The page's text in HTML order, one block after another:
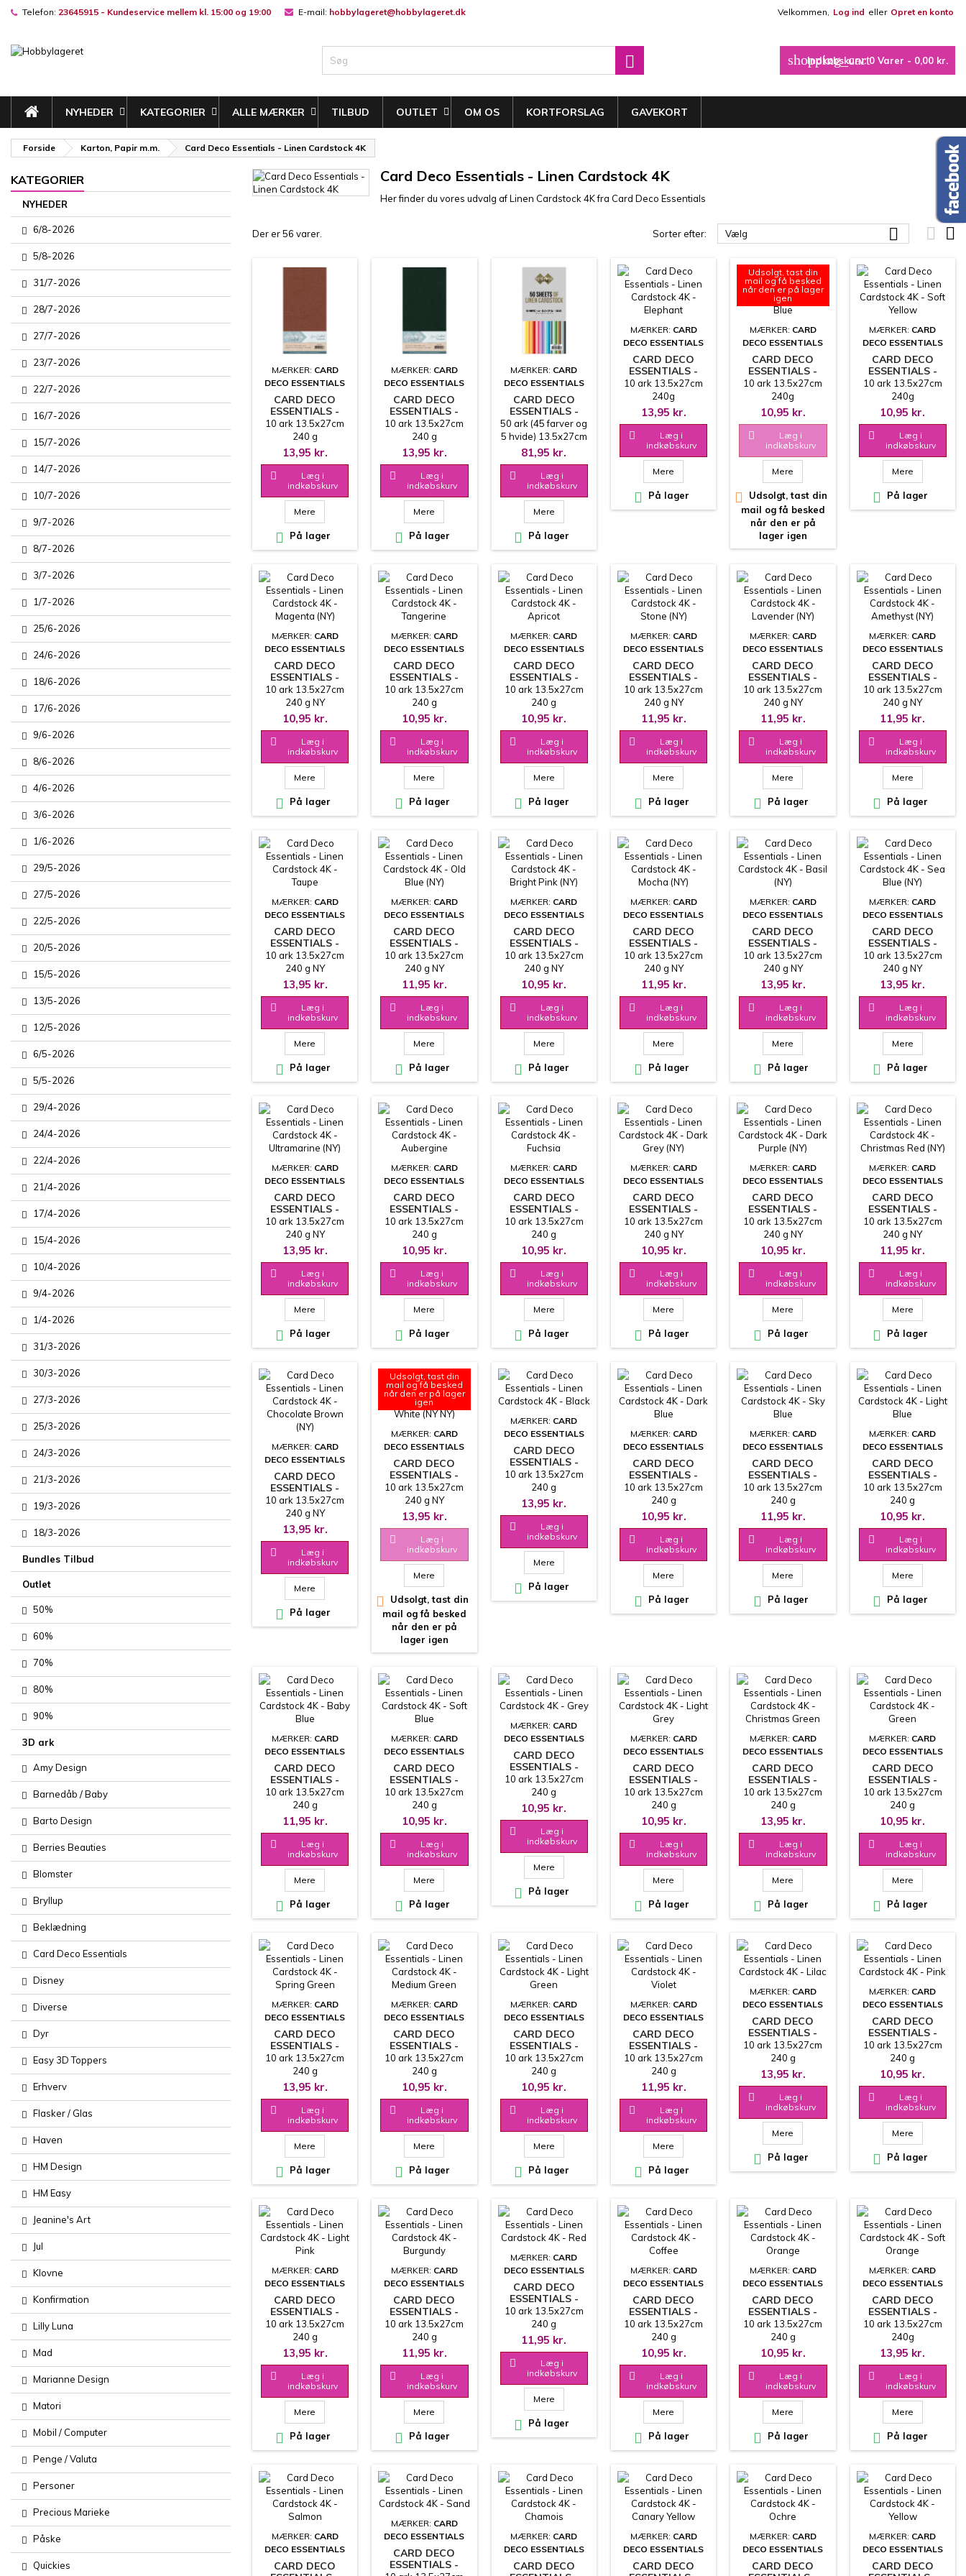
Telefon: 23645915 - Kundeservice mellem kl. 15:00 og 19:00 E-mail: hobbylageret@hobbylageret.dk Velkommen, Log ind eller Opret en konto
shopping_cart
Indkøbskurv: 0 Varer - 0,00 kr.

NYHEDER KATEGORIER ALLE MÆRKER TILBUD OUTLET OM OS KORTFORSLAG GAVEKORT
Forside Karton, Papir m.m. Card Deco Essentials - Linen Cardstock 4K
KATEGORIER
NYHEDER
6/8-2026
5/8-2026
31/7-2026
28/7-2026
27/7-2026
23/7-2026
22/7-2026
16/7-2026
15/7-2026
14/7-2026
10/7-2026
9/7-2026
8/7-2026
3/7-2026
1/7-2026
25/6-2026
24/6-2026
18/6-2026
17/6-2026
9/6-2026
8/6-2026
4/6-2026
3/6-2026
1/6-2026
29/5-2026
27/5-2026
22/5-2026
20/5-2026
15/5-2026
13/5-2026
12/5-2026
6/5-2026
5/5-2026
29/4-2026
24/4-2026
22/4-2026
21/4-2026
17/4-2026
15/4-2026
10/4-2026
9/4-2026
1/4-2026
31/3-2026
30/3-2026
27/3-2026
25/3-2026
24/3-2026
21/3-2026
19/3-2026
18/3-2026
Bundles Tilbud
Outlet
50%
60%
70%
80%
90%
3D ark
Amy Design
Barnedåb / Baby
Barto Design
Berries Beauties
Blomster
Bryllup
Beklædning
Card Deco Essentials
Disney
Diverse
Dyr
Easy 3D Toppers
Erhverv
Flasker / Glas
Haven
HM Design
HM Easy
Jeanine's Art
Jul
Klovne
Konfirmation
Lilly Luna
Mad
Marianne Design
Matori
Mobil / Computer
Penge / Valuta
Personer
Precious Marieke
Påske
Quickies
Card Deco Essentials - Linen Cardstock 4K
Her finder du vores udvalg af Linen Cardstock 4K fra Card Deco Essentials
Der er 56 varer. Sorter efter: Vælg   
MÆRKER: CARD
DECO ESSENTIALS
CARD DECO
ESSENTIALS -
LINEN
CARDSTOCK 4K -
RUSTY BROWN
10 ark 13.5x27cm
240 g
13,95 kr.

Læg i
indkøbskurv
Mere
 På lager
MÆRKER: CARD
DECO ESSENTIALS
CARD DECO
ESSENTIALS -
LINEN
CARDSTOCK 4K -
FOREST GREEN
10 ark 13.5x27cm
240 g
13,95 kr.

Læg i
indkøbskurv
Mere
 På lager
MÆRKER: CARD
DECO ESSENTIALS
CARD DECO
ESSENTIALS -
LINEN
CARDSTOCK 4K -
JUMBO
KARTONPAKKE
50 ark (45 farver og
5 hvide) 13.5x27cm
240g
81,95 kr.

Læg i
indkøbskurv
Mere
 På lager
MÆRKER: CARD
DECO ESSENTIALS
CARD DECO
ESSENTIALS -
LINEN
CARDSTOCK 4K -
ELEPHANT
10 ark 13.5x27cm
240g
13,95 kr.

Læg i
indkøbskurv
Mere
 På lager
Udsolgt, tast din
mail og få besked
når den er på lager
igen
MÆRKER: CARD
DECO ESSENTIALS
CARD DECO
ESSENTIALS -
LINEN
CARDSTOCK 4K -
GREY BLUE
10 ark 13.5x27cm
240g
10,95 kr.

Læg i
indkøbskurv
Mere

Udsolgt, tast din
mail og få besked
når den er på
lager igen
MÆRKER: CARD
DECO ESSENTIALS
CARD DECO
ESSENTIALS -
LINEN
CARDSTOCK 4K -
SOFT YELLOW
10 ark 13.5x27cm
240g
10,95 kr.

Læg i
indkøbskurv
Mere
 På lager
MÆRKER: CARD
DECO ESSENTIALS
CARD DECO
ESSENTIALS -
LINEN
CARDSTOCK 4K -
MAGENTA (NY)
10 ark 13.5x27cm
240 g NY
PRODUCENT - LIDT
ANDEN STRUKTUR
OG FARVE
10,95 kr.

Læg i
indkøbskurv
Mere
 På lager
MÆRKER: CARD
DECO ESSENTIALS
CARD DECO
ESSENTIALS -
LINEN
CARDSTOCK 4K -
TANGERINE
10 ark 13.5x27cm
240 g
10,95 kr.

Læg i
indkøbskurv
Mere
 På lager
MÆRKER: CARD
DECO ESSENTIALS
CARD DECO
ESSENTIALS -
LINEN
CARDSTOCK 4K -
APRICOT
10 ark 13.5x27cm
240 g
10,95 kr.

Læg i
indkøbskurv
Mere
 På lager
MÆRKER: CARD
DECO ESSENTIALS
CARD DECO
ESSENTIALS -
LINEN
CARDSTOCK 4K -
STONE (NY)
10 ark 13.5x27cm
240 g NY
PRODUCENT - LIDT
ANDEN STRUKTUR
OG FARVE
11,95 kr.

Læg i
indkøbskurv
Mere
 På lager
MÆRKER: CARD
DECO ESSENTIALS
CARD DECO
ESSENTIALS -
LINEN
CARDSTOCK 4K -
LAVENDER (NY)
10 ark 13.5x27cm
240 g NY
PRODUCENT - LIDT
ANDEN STRUKTUR
OG FARVE
11,95 kr.

Læg i
indkøbskurv
Mere
 På lager
MÆRKER: CARD
DECO ESSENTIALS
CARD DECO
ESSENTIALS -
LINEN
CARDSTOCK 4K -
AMETHYST (NY)
10 ark 13.5x27cm
240 g NY
PRODUCENT - LIDT
ANDEN STRUKTUR
OG FARVE
11,95 kr.

Læg i
indkøbskurv
Mere
 På lager
MÆRKER: CARD
DECO ESSENTIALS
CARD DECO
ESSENTIALS -
LINEN
CARDSTOCK 4K -
TAUPE
10 ark 13.5x27cm
240 g NY
PRODUCENT - LIDT
ANDEN STRUKTUR
OG FARVE
13,95 kr.

Læg i
indkøbskurv
Mere
 På lager
MÆRKER: CARD
DECO ESSENTIALS
CARD DECO
ESSENTIALS -
LINEN
CARDSTOCK 4K -
OLD BLUE (NY)
10 ark 13.5x27cm
240 g NY
PRODUCENT - LIDT
ANDEN STRUKTUR
OG FARVE
11,95 kr.

Læg i
indkøbskurv
Mere
 På lager
MÆRKER: CARD
DECO ESSENTIALS
CARD DECO
ESSENTIALS -
LINEN
CARDSTOCK 4K -
BRIGHT PINK (NY)
10 ark 13.5x27cm
240 g NY
PRODUCENT - LIDT
ANDEN STRUKTUR
OG FARVE
10,95 kr.

Læg i
indkøbskurv
Mere
 På lager
MÆRKER: CARD
DECO ESSENTIALS
CARD DECO
ESSENTIALS -
LINEN
CARDSTOCK 4K -
MOCHA (NY)
10 ark 13.5x27cm
240 g NY
PRODUCENT - LIDT
ANDEN STRUKTUR
OG FARVE
11,95 kr.

Læg i
indkøbskurv
Mere
 På lager
MÆRKER: CARD
DECO ESSENTIALS
CARD DECO
ESSENTIALS -
LINEN
CARDSTOCK 4K -
BASIL (NY)
10 ark 13.5x27cm
240 g NY
PRODUCENT - LIDT
ANDEN STRUKTUR
OG FARVE
13,95 kr.

Læg i
indkøbskurv
Mere
 På lager
MÆRKER: CARD
DECO ESSENTIALS
CARD DECO
ESSENTIALS -
LINEN
CARDSTOCK 4K -
SEA BLUE (NY)
10 ark 13.5x27cm
240 g NY
PRODUCENT - LIDT
ANDEN STRUKTUR
OG FARVE
13,95 kr.

Læg i
indkøbskurv
Mere
 På lager
MÆRKER: CARD
DECO ESSENTIALS
CARD DECO
ESSENTIALS -
LINEN
CARDSTOCK 4K -
ULTRAMARINE
(NY)
10 ark 13.5x27cm
240 g NY
PRODUCENT - LIDT
ANDEN STRUKTUR
OG FARVE
13,95 kr.

Læg i
indkøbskurv
Mere
 På lager
MÆRKER: CARD
DECO ESSENTIALS
CARD DECO
ESSENTIALS -
LINEN
CARDSTOCK 4K -
AUBERGINE
10 ark 13.5x27cm
240 g
10,95 kr.

Læg i
indkøbskurv
Mere
 På lager
MÆRKER: CARD
DECO ESSENTIALS
CARD DECO
ESSENTIALS -
LINEN
CARDSTOCK 4K -
FUCHSIA
10 ark 13.5x27cm
240 g
10,95 kr.

Læg i
indkøbskurv
Mere
 På lager
MÆRKER: CARD
DECO ESSENTIALS
CARD DECO
ESSENTIALS -
LINEN
CARDSTOCK 4K -
DARK GREY (NY)
10 ark 13.5x27cm
240 g NY
PRODUCENT - LIDT
ANDEN STRUKTUR
OG FARVE
10,95 kr.

Læg i
indkøbskurv
Mere
 På lager
MÆRKER: CARD
DECO ESSENTIALS
CARD DECO
ESSENTIALS -
LINEN
CARDSTOCK 4K -
DARK PURPLE
(NY)
10 ark 13.5x27cm
240 g NY
PRODUCENT - LIDT
ANDEN STRUKTUR
OG FARVE
10,95 kr.

Læg i
indkøbskurv
Mere
 På lager
MÆRKER: CARD
DECO ESSENTIALS
CARD DECO
ESSENTIALS -
LINEN
CARDSTOCK 4K -
CHRISTMAS RED
(NY)
10 ark 13.5x27cm
240 g NY
PRODUCENT - LIDT
ANDEN STRUKTUR
OG FARVE
11,95 kr.

Læg i
indkøbskurv
Mere
 På lager
MÆRKER: CARD
DECO ESSENTIALS
CARD DECO
ESSENTIALS -
LINEN
CARDSTOCK 4K -
CHOCOLATE
BROWN (NY)
10 ark 13.5x27cm
240 g NY
PRODUCENT - LIDT
ANDEN STRUKTUR
OG FARVE
13,95 kr.

Læg i
indkøbskurv
Mere
 På lager
Udsolgt, tast din
mail og få besked
når den er på lager
igen
MÆRKER: CARD
DECO ESSENTIALS
CARD DECO
ESSENTIALS -
LINEN
CARDSTOCK 4K -
OFF WHITE (NY
NY)
10 ark 13.5x27cm
240 g NY
PRODUCENT - LIDT
ANDEN STRUKTUR
OG FARVE
13,95 kr.

Læg i
indkøbskurv
Mere

Udsolgt, tast din
mail og få besked
når den er på
lager igen
MÆRKER: CARD
DECO ESSENTIALS
CARD DECO
ESSENTIALS -
LINEN
CARDSTOCK 4K -
BLACK
10 ark 13.5x27cm
240 g
13,95 kr.

Læg i
indkøbskurv
Mere
 På lager
MÆRKER: CARD
DECO ESSENTIALS
CARD DECO
ESSENTIALS -
LINEN
CARDSTOCK 4K -
DARK BLUE
10 ark 13.5x27cm
240 g
10,95 kr.

Læg i
indkøbskurv
Mere
 På lager
MÆRKER: CARD
DECO ESSENTIALS
CARD DECO
ESSENTIALS -
LINEN
CARDSTOCK 4K -
SKY BLUE
10 ark 13.5x27cm
240 g
11,95 kr.

Læg i
indkøbskurv
Mere
 På lager
MÆRKER: CARD
DECO ESSENTIALS
CARD DECO
ESSENTIALS -
LINEN
CARDSTOCK 4K -
LIGHT BLUE
10 ark 13.5x27cm
240 g
10,95 kr.

Læg i
indkøbskurv
Mere
 På lager
MÆRKER: CARD
DECO ESSENTIALS
CARD DECO
ESSENTIALS -
LINEN
CARDSTOCK 4K -
BABY BLUE
10 ark 13.5x27cm
240 g
11,95 kr.

Læg i
indkøbskurv
Mere
 På lager
MÆRKER: CARD
DECO ESSENTIALS
CARD DECO
ESSENTIALS -
LINEN
CARDSTOCK 4K -
SOFT BLUE
10 ark 13.5x27cm
240 g
10,95 kr.

Læg i
indkøbskurv
Mere
 På lager
MÆRKER: CARD
DECO ESSENTIALS
CARD DECO
ESSENTIALS -
LINEN
CARDSTOCK 4K -
GREY
10 ark 13.5x27cm
240 g
10,95 kr.

Læg i
indkøbskurv
Mere
 På lager
MÆRKER: CARD
DECO ESSENTIALS
CARD DECO
ESSENTIALS -
LINEN
CARDSTOCK 4K -
LIGHT GREY
10 ark 13.5x27cm
240 g
10,95 kr.

Læg i
indkøbskurv
Mere
 På lager
MÆRKER: CARD
DECO ESSENTIALS
CARD DECO
ESSENTIALS -
LINEN
CARDSTOCK 4K -
CHRISTMAS
GREEN
10 ark 13.5x27cm
240 g
13,95 kr.

Læg i
indkøbskurv
Mere
 På lager
MÆRKER: CARD
DECO ESSENTIALS
CARD DECO
ESSENTIALS -
LINEN
CARDSTOCK 4K -
GREEN
10 ark 13.5x27cm
240 g
10,95 kr.

Læg i
indkøbskurv
Mere
 På lager
MÆRKER: CARD
DECO ESSENTIALS
CARD DECO
ESSENTIALS -
LINEN
CARDSTOCK 4K -
SPRING GREEN
10 ark 13.5x27cm
240 g
13,95 kr.

Læg i
indkøbskurv
Mere
 På lager
MÆRKER: CARD
DECO ESSENTIALS
CARD DECO
ESSENTIALS -
LINEN
CARDSTOCK 4K -
MEDIUM GREEN
10 ark 13.5x27cm
240 g
10,95 kr.

Læg i
indkøbskurv
Mere
 På lager
MÆRKER: CARD
DECO ESSENTIALS
CARD DECO
ESSENTIALS -
LINEN
CARDSTOCK 4K -
LIGHT GREEN
10 ark 13.5x27cm
240 g
10,95 kr.

Læg i
indkøbskurv
Mere
 På lager
MÆRKER: CARD
DECO ESSENTIALS
CARD DECO
ESSENTIALS -
LINEN
CARDSTOCK 4K -
VIOLET
10 ark 13.5x27cm
240 g
11,95 kr.

Læg i
indkøbskurv
Mere
 På lager
MÆRKER: CARD
DECO ESSENTIALS
CARD DECO
ESSENTIALS -
LINEN
CARDSTOCK 4K -
LILAC
10 ark 13.5x27cm
240 g
13,95 kr.

Læg i
indkøbskurv
Mere
 På lager
MÆRKER: CARD
DECO ESSENTIALS
CARD DECO
ESSENTIALS -
LINEN
CARDSTOCK 4K -
PINK
10 ark 13.5x27cm
240 g
10,95 kr.

Læg i
indkøbskurv
Mere
 På lager
MÆRKER: CARD
DECO ESSENTIALS
CARD DECO
ESSENTIALS -
LINEN
CARDSTOCK 4K -
LIGHT PINK
10 ark 13.5x27cm
240 g
13,95 kr.

Læg i
indkøbskurv
Mere
 På lager
MÆRKER: CARD
DECO ESSENTIALS
CARD DECO
ESSENTIALS -
LINEN
CARDSTOCK 4K -
BURGUNDY
10 ark 13.5x27cm
240 g
11,95 kr.

Læg i
indkøbskurv
Mere
 På lager
MÆRKER: CARD
DECO ESSENTIALS
CARD DECO
ESSENTIALS -
LINEN
CARDSTOCK 4K -
RED
10 ark 13.5x27cm
240 g
11,95 kr.

Læg i
indkøbskurv
Mere
 På lager
MÆRKER: CARD
DECO ESSENTIALS
CARD DECO
ESSENTIALS -
LINEN
CARDSTOCK 4K -
COFFEE
10 ark 13.5x27cm
240 g
10,95 kr.

Læg i
indkøbskurv
Mere
 På lager
MÆRKER: CARD
DECO ESSENTIALS
CARD DECO
ESSENTIALS -
LINEN
CARDSTOCK 4K -
ORANGE
10 ark 13.5x27cm
240 g
10,95 kr.

Læg i
indkøbskurv
Mere
 På lager
MÆRKER: CARD
DECO ESSENTIALS
CARD DECO
ESSENTIALS -
LINEN
CARDSTOCK 4K -
SOFT ORANGE
10 ark 13.5x27cm
240g
13,95 kr.

Læg i
indkøbskurv
Mere
 På lager
MÆRKER: CARD
DECO ESSENTIALS
CARD DECO
MÆRKER: CARD
DECO ESSENTIALS
CARD DECO
ESSENTIALS -
MÆRKER: CARD
DECO ESSENTIALS
CARD DECO
MÆRKER: CARD
DECO ESSENTIALS
CARD DECO
MÆRKER: CARD
DECO ESSENTIALS
CARD DECO
MÆRKER: CARD
DECO ESSENTIALS
CARD DECO
Mine ønskelister ×
add_circle_outline
Opret en ny liste
((modalTitle)) ×
((confirmMessage))
((title)) ×
Log ind ×
Du skal være logget på for at gemme produkter på din ønskeliste.